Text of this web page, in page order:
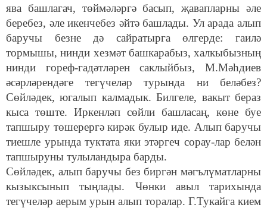
ява башлагач, төймәләргә басып, җавапларны әле
беребез, әле икенчебез әйтә башлады. Ул арада алып
баручы безне дә сайратырга өлгерде: гаилә
тормышы, нинди хезмәт башкарабыз, халкыбызның
нинди гореф-гадәтләрен саклыйбыз, М.Мәһдиев
әсәрләрендәге тегүчеләр турында ни беләбез?
Сөйләдек, югалып калмадык. Билгеле, вакыт бераз
кыса төште. Иркенләп сөйли башласаң, көне буе
тапшыру төшерергә кирәк булыр иде. Алып баручы
тиешле урында туктата яки этәргеч сорау-лар белән
тапшыруны тулыландыра барды.
Сөйләдек, алып баручы без биргән мәгълүматларны
кызыксынып тыңлады. Чөнки авыл тарихында
тегүчеләр аерым урын алып торалар. Г.Тукайга кием